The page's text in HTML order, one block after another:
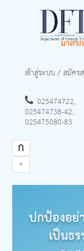
เข้าสู่ระบบ/สมัคร
025474722,
025474738-42,
025475080-83
ก
ก
ปกป้องอย่
เป็นธ